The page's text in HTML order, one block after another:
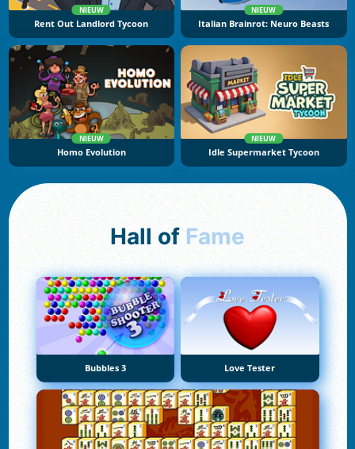
NIEUW
Rent Out Landlord Tycoon
NIEUW
Italian Brainrot: Neuro Beasts
NIEUW
Homo Evolution
NIEUW
Idle Supermarket Tycoon
Hall of Fame
Bubbles 3 Love Tester